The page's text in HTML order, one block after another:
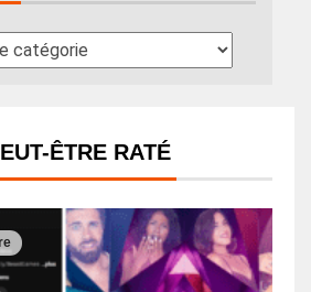
ÊTRE RATÉ